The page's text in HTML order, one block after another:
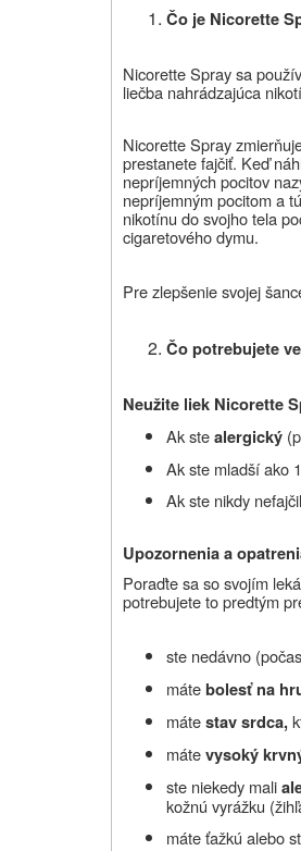
Čo je Nicorette
Nicorette Spray sa
liečba nahrádzajúca
Nicorette Spray
prestanete fajčiť. Keď
nepríjemných pocitov
nepríjemným pocitom a
nikotínu do svojho tela
cigaretového dymu.
Pre zlepšenie svojej
Čo potrebujete
Neužite liek Nicorette
Ak stealergický
Ak ste mladší ako
Ak ste nikdy
Upozornenia a
Poraďte sa so svojím
potrebujete to predtým
ste nedávno
mátebolesť na
mátestav srdca,
mátevysoký
ste niekedy mali
kožnú vyrážku
máte ťažkú alebo